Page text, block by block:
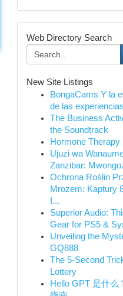
Web Directory Search
New Site Listings
BongaCams Y la
de las
The Business
the Soundtrack
Hormone Therapy
Ujuzi wa
Zanzibar:
Ochrona Roślin
Mrozem: Kaptury
I...
Superior Audio:
Gear for PS5 &
Unveiling the
GQ888
The 5-Second
Lottery
Hello GPT 是什么